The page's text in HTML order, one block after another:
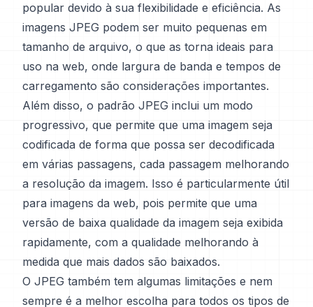
popular devido à sua flexibilidade e eficiência. As
imagens JPEG podem ser muito pequenas em
tamanho de arquivo, o que as torna ideais para
uso na web, onde largura de banda e tempos de
carregamento são considerações importantes.
Além disso, o padrão JPEG inclui um modo
progressivo, que permite que uma imagem seja
codificada de forma que possa ser decodificada
em várias passagens, cada passagem melhorando
a resolução da imagem. Isso é particularmente útil
para imagens da web, pois permite que uma
versão de baixa qualidade da imagem seja exibida
rapidamente, com a qualidade melhorando à
medida que mais dados são baixados.
O JPEG também tem algumas limitações e nem
sempre é a melhor escolha para todos os tipos de